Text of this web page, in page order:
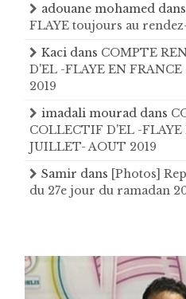
adouane mohamed dans
FLAYE toujours au
Kaci dans COMPTE
D'EL -FLAYE EN
2019
imadali mourad dans
COLLECTIF D'EL -FLAYE
JUILLET- AOUT 2019
Samir dans [Photos]
du 27e jour du ramadan